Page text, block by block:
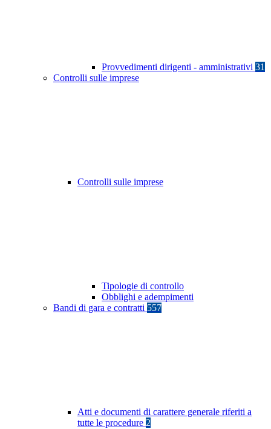
Provvedimenti dirigenti - amministrativi 31
Controlli sulle imprese
Controlli sulle imprese
Tipologie di controllo
Obblighi e adempimenti
Bandi di gara e contratti 557
Atti e documenti di carattere generale riferiti a
tutte le procedure 2